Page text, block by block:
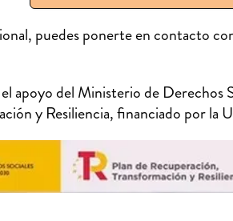
puedes ponerte en contacto
apoyo del Ministerio de
y Resiliencia, financiado por